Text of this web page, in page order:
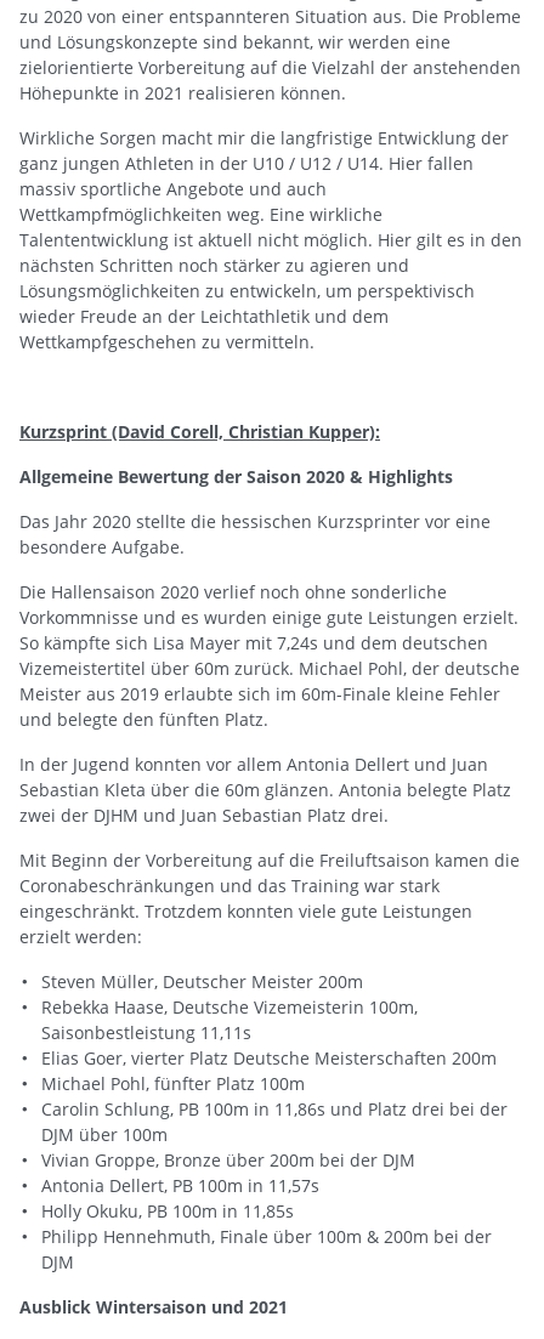
zu 2020 von einer entspannteren Situation aus. Die Probleme
und Lösungskonzepte sind bekannt, wir werden eine
zielorientierte Vorbereitung auf die Vielzahl der anstehenden
Höhepunkte in 2021 realisieren können.
Wirkliche Sorgen macht mir die langfristige Entwicklung der
ganz jungen Athleten in der U10 / U12 / U14. Hier fallen
massiv sportliche Angebote und auch
Wettkampfmöglichkeiten weg. Eine wirkliche
Talententwicklung ist aktuell nicht möglich. Hier gilt es in den
nächsten Schritten noch stärker zu agieren und
Lösungsmöglichkeiten zu entwickeln, um perspektivisch
wieder Freude an der Leichtathletik und dem
Wettkampfgeschehen zu vermitteln.
Kurzsprint (David Corell, Christian Kupper):
Allgemeine Bewertung der Saison 2020 & Highlights
Das Jahr 2020 stellte die hessischen Kurzsprinter vor eine
besondere Aufgabe.
Die Hallensaison 2020 verlief noch ohne sonderliche
Vorkommnisse und es wurden einige gute Leistungen erzielt.
So kämpfte sich Lisa Mayer mit 7,24s und dem deutschen
Vizemeistertitel über 60m zurück. Michael Pohl, der deutsche
Meister aus 2019 erlaubte sich im 60m-Finale kleine Fehler
und belegte den fünften Platz.
In der Jugend konnten vor allem Antonia Dellert und Juan
Sebastian Kleta über die 60m glänzen. Antonia belegte Platz
zwei der DJHM und Juan Sebastian Platz drei.
Mit Beginn der Vorbereitung auf die Freiluftsaison kamen die
Coronabeschränkungen und das Training war stark
eingeschränkt. Trotzdem konnten viele gute Leistungen
erzielt werden:
Steven Müller, Deutscher Meister 200m
Rebekka Haase, Deutsche Vizemeisterin 100m,
Saisonbestleistung 11,11s
Elias Goer, vierter Platz Deutsche Meisterschaften 200m
Michael Pohl, fünfter Platz 100m
Carolin Schlung, PB 100m in 11,86s und Platz drei bei der
DJM über 100m
Vivian Groppe, Bronze über 200m bei der DJM
Antonia Dellert, PB 100m in 11,57s
Holly Okuku, PB 100m in 11,85s
Philipp Hennehmuth, Finale über 100m & 200m bei der
DJM
Ausblick Wintersaison und 2021